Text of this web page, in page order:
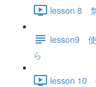
lesson 8
lesson9 使
ら
lesson 10